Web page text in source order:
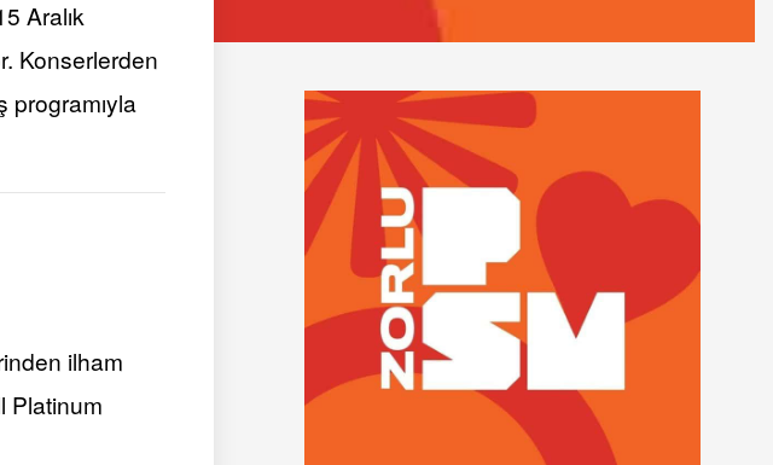
Aralık
Konserlerden
programıyla
ilham
Platinum